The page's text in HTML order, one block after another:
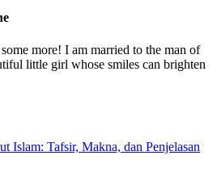
more! I am married to the man of
little girl whose smiles can brighten